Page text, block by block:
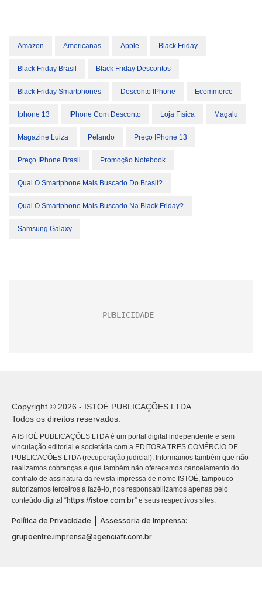
Amazon Americanas Apple Black Friday
Black Friday Brasil Black Friday Descontos
Black Friday Smartphones Desconto IPhone Ecommerce
Iphone 13 IPhone Com Desconto Loja Física Magalu
Magazine Luiza Pelando Preço IPhone 13
Preço IPhone Brasil Promoção Notebook
Qual O Smartphone Mais Buscado Do Brasil?
Qual O Smartphone Mais Buscado Na Black Friday?
Samsung Galaxy
Copyright © 2026 - ISTOÉ PUBLICAÇÕES LTDA
Todos os direitos reservados.
A ISTOÉ PUBLICAÇÕES LTDA é um portal digital independente e sem
vinculação editorial e societária com a EDITORA TRES COMÉRCIO DE
PUBLICACÕES LTDA (recuperação judicial). Informamos também que não
realizamos cobranças e que também não oferecemos cancelamento do
contrato de assinatura da revista impressa de nome ISTOÉ, tampouco
autorizamos terceiros a fazê-lo, nos responsabilizamos apenas pelo
conteúdo digital “https://istoe.com.br” e seus respectivos sites.
Política de Privacidade
Assessoria de Imprensa:
grupoentre.imprensa@agenciafr.com.br